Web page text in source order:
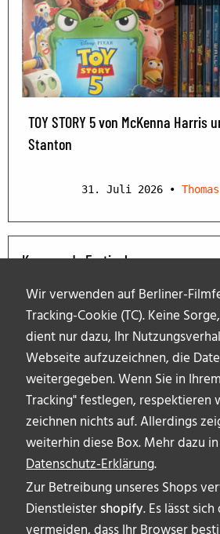
Wir verwenden auf Berliner-
Tracking-Cookie (TC). Keine
dient nur dazu, Ihr
Webseite aufzuzeichnen, die
weitergegeben. Wenn Sie in
Tracking" festlegen, respektieren
zeichnen nichts auf. Allerdings
weiterhin diese Box. Mehr dazu
Datenschutz-Erklärung.
Zur Betreibung unseres Shops
Dienstleistershopify. Es lässt
TOY STORY 5 von McKenna Harris
Stanton
31. Juli 2026 •
Kommende Festivals